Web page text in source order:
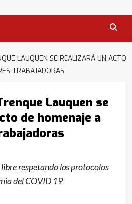
LAUQUEN SE REALIZARÁ UN ACTO
TRABAJADORAS
Lauquen se
de homenaje a
respetando los protocolos
del COVID 19